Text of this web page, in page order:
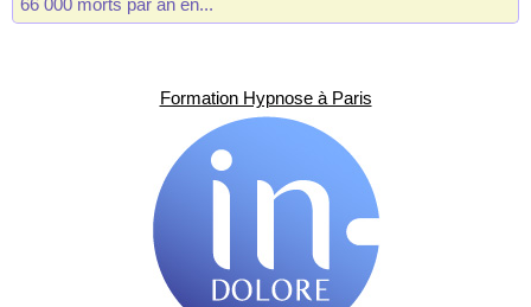
66 000 morts par an en...
Formation Hypnose à Paris